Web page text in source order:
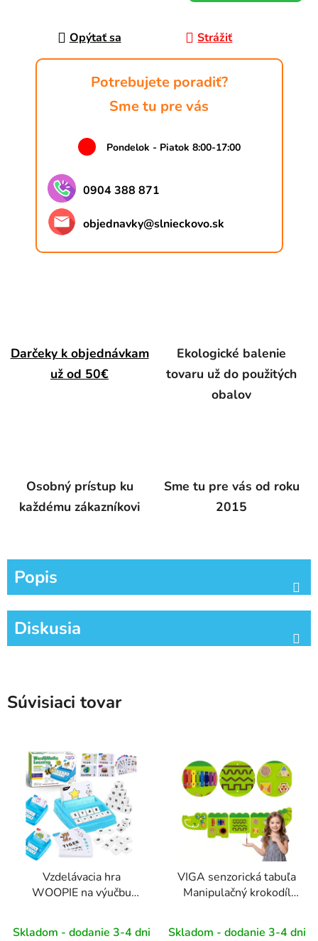
Opýtať sa Strážiť
Potrebujete poradiť?
Sme tu pre vás
Pondelok - Piatok 8:00-17:00
0904 388 871
objednavky@slnieckovo.sk
Darčeky k objednávkam
už od 50€
Ekologické balenie
tovaru už do použitých
obalov
Osobný prístup ku
každému zákazníkovi
Sme tu pre vás od roku
2015
Popis
Diskusia
Súvisiaci tovar
Vzdelávacia hra
WOOPIE na výučbu
Skladom - dodanie 3-4 dni
VIGA senzorická tabuľa
Manipulačný krokodíl
certifikát
Skladom - dodanie 3-4 dni